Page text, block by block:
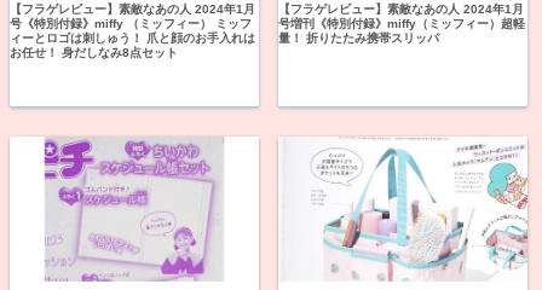
【フラゲレビュー】素敵なあの人 2024年1月
号《特別付録》miffy （ミッフィー） ミッフ
ィーとロゴは刺しゅう！ 爪と顔のお手入れは
お任せ！ 身だしなみ8点セット
【フラゲレビュー】素敵なあの人 2024年1月
号増刊《特別付録》miffy（ミッフィー）超軽
量！ 折りたたみ携帯スリッパ